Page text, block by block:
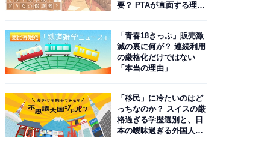
要？ PTAが直面する理想
「青春18きっぷ」販売激
減の裏に何が？ 連続利用
の厳格化だけではない
「本当の理由」
「移民」に冷たいのはど
っちなのか？ スイスの厳
格過ぎる学歴選別と、日
本の曖昧過ぎる外国人政